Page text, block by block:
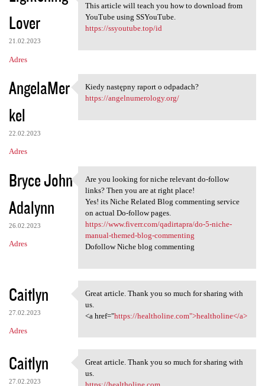
Lover
21.02.2023
Adres
There is an easy way to
This article will teach you how to download from
YouTube using SSYouTube.
https://ssyoutube.top/id
AngelaMer
kel
22.02.2023
Adres
Kiedy następny raport o
Kiedy następny raport o odpadach?
https://angelnumerology.org/
Bryce John
Adalynn
26.02.2023
Adres
Are you looking for niche
Are you looking for niche relevant do-follow
links? Then you are at right place!
Yes! its Niche Related Blog commenting service
on actual Do-follow pages.
https://www.fiverr.com/qadirtapra/do-5-niche-
manual-themed-blog-commenting
Dofollow Niche blog commenting
Caitlyn
27.02.2023
Adres
Great article. Thank you so
Great article. Thank you so much for sharing with
us.
<a href="https://healtholine.com">healtholine</a>
Caitlyn
27.02.2023
Great article. Thank you so
Great article. Thank you so much for sharing with
us.